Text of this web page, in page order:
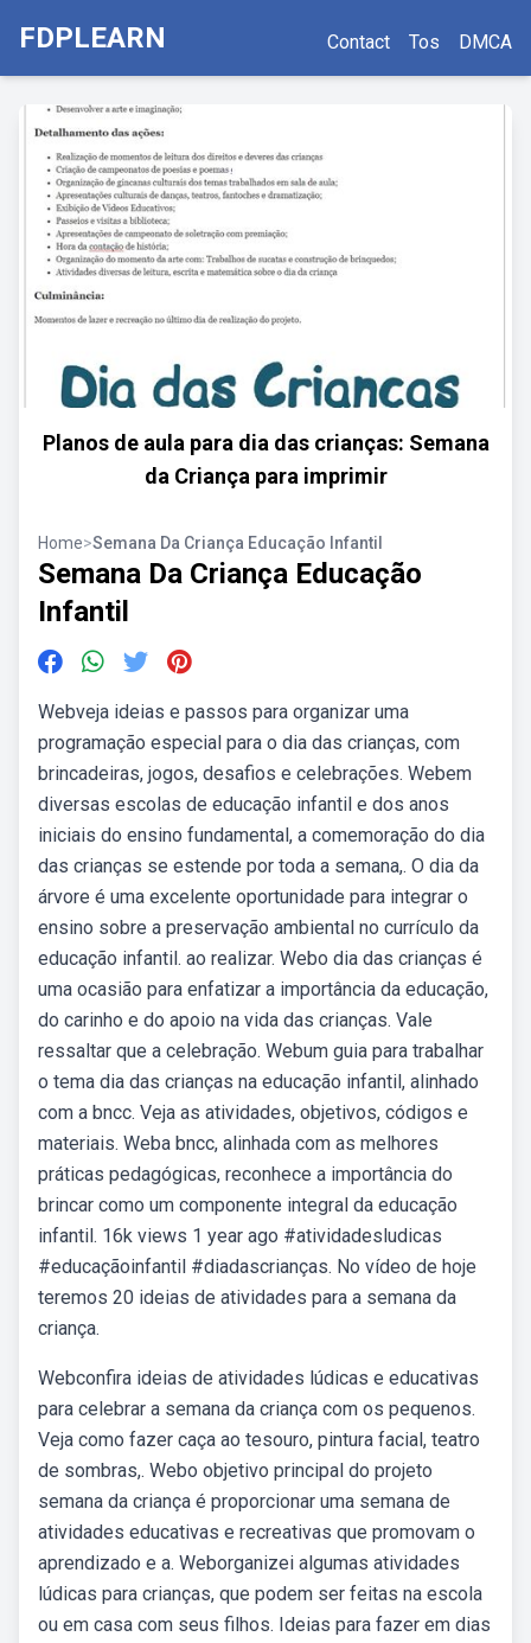
FDPLEARN Contact Tos DMCA
Planos de aula para dia das crianças: Semana
da Criança para imprimir
Home>Semana Da Criança Educação Infantil
Semana Da Criança Educação
Infantil
Webveja ideias e passos para organizar uma
programação especial para o dia das crianças, com
brincadeiras, jogos, desafios e celebrações. Webem
diversas escolas de educação infantil e dos anos
iniciais do ensino fundamental, a comemoração do dia
das crianças se estende por toda a semana,. O dia da
árvore é uma excelente oportunidade para integrar o
ensino sobre a preservação ambiental no currículo da
educação infantil. ao realizar. Webo dia das crianças é
uma ocasião para enfatizar a importância da educação,
do carinho e do apoio na vida das crianças. Vale
ressaltar que a celebração. Webum guia para trabalhar
o tema dia das crianças na educação infantil, alinhado
com a bncc. Veja as atividades, objetivos, códigos e
materiais. Weba bncc, alinhada com as melhores
práticas pedagógicas, reconhece a importância do
brincar como um componente integral da educação
infantil. 16k views 1 year ago #atividadesludicas
#educaçãoinfantil #diadascrianças. No vídeo de hoje
teremos 20 ideias de atividades para a semana da
criança.
Webconfira ideias de atividades lúdicas e educativas
para celebrar a semana da criança com os pequenos.
Veja como fazer caça ao tesouro, pintura facial, teatro
de sombras,. Webo objetivo principal do projeto
semana da criança é proporcionar uma semana de
atividades educativas e recreativas que promovam o
aprendizado e a. Weborganizei algumas atividades
lúdicas para crianças, que podem ser feitas na escola
ou em casa com seus filhos. Ideias para fazer em dias